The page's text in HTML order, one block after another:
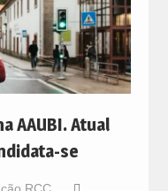
AAUBI. Atual
se